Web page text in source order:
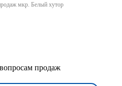
мкр. Белый хутор
продаж